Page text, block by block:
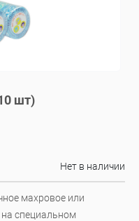
шт)
Нет в наличии
махровое или
на специальном